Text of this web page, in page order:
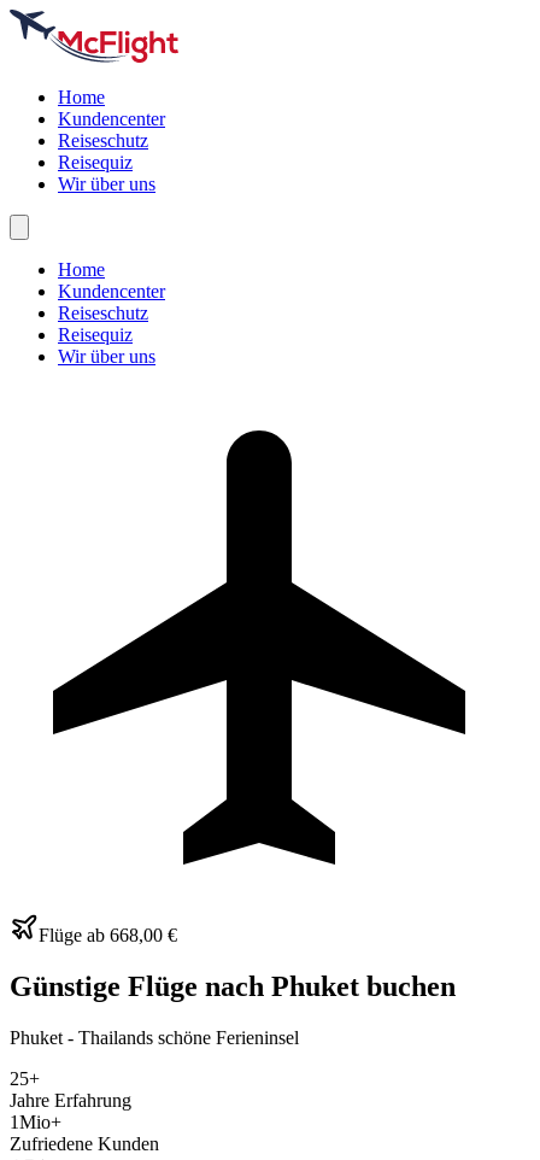
Home
Kundencenter
Reiseschutz
Reisequiz
Wir über uns
Home
Kundencenter
Reiseschutz
Reisequiz
Wir über uns
Flüge ab 668,00 €
Günstige Flüge nach Phuket buchen
Phuket - Thailands schöne Ferieninsel
25+
Jahre Erfahrung
1Mio+
Zufriedene Kunden